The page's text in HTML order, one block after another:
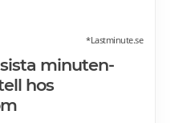
*Lastminute.se
minuten-
hos